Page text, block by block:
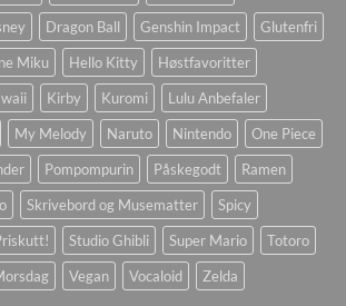
Dragon Ball Genshin Impact
Glutenfri
Miku Hello Kitty
Høstfavoritter
Kirby Kuromi
Lulu Anbefaler
My Melody Naruto Nintendo
One Piece
Pompompurin Påskegodt
Ramen
Skrivebord og Musematter
Spicy
Studio Ghibli Super Mario
Totoro
Vegan Vocaloid Zelda